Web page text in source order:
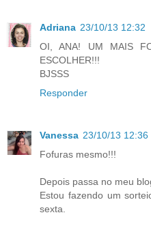
Adriana 23/10/13 12:32
OI, ANA! UM MAIS
ESCOLHER!!!
BJSSS
Responder
Vanessa 23/10/13 12:36
Fofuras mesmo!!!
Depois passa no meu
Estou fazendo um
sexta.